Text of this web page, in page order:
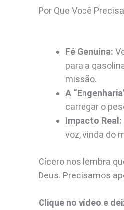
Por Que Você
Fé Genuína:
para a
missão.
A
carregar o
Impacto Real:
voz, vinda do
Cícero nos lembra
Deus. Precisamos
Clique no vídeo e